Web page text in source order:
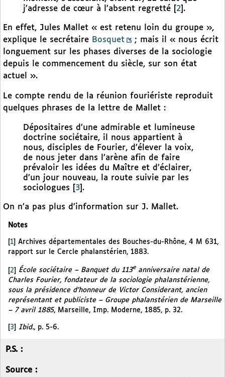
j’adresse de cœur à l’absent regretté
2 .
En effet, Jules Mallet « est retenu loin du groupe »,
explique le secrétaire Bosquet
; mais il « nous écrit
longuement sur les phases diverses de la sociologie
depuis le commencement du siècle, sur son état
actuel ».
Le compte rendu de la réunion fouriériste reproduit
quelques phrases de la lettre de Mallet :
Dépositaires d’une admirable et lumineuse
doctrine sociétaire, il nous appartient à
nous, disciples de Fourier, d’élever la voix,
de nous jeter dans l’arène afin de faire
prévaloir les idées du Maître et d’éclairer,
d’un jour nouveau, la route suivie par les
sociologues
3 .
On n’a pas plus d’information sur J. Mallet.
Notes
1
Archives départementales des Bouches-du-Rhône, 4 M 631,
rapport sur le Cercle phalanstérien, 1883.
[2] École sociétaire – Banquet du 113eanniversaire natal de
Charles Fourier, fondateur de la sociologie phalanstérienne,
sous la présidence d’honneur de Victor Considerant, ancien
représentant et publiciste – Groupe phalanstérien de Marseille
– 7 avril 1885, Marseille, Imp. Moderne, 1885, p. 32.
[3] Ibid., p. 5-6.
P.S. :
Source :